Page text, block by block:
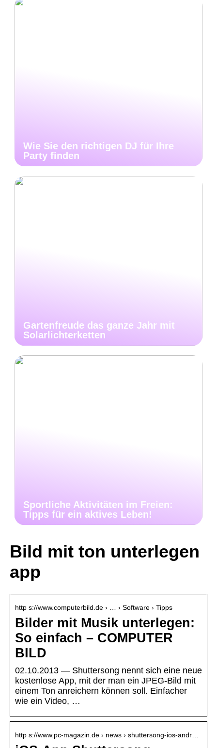
Wie Sie den richtigen DJ für Ihre
Party finden
Gartenfreude das ganze Jahr mit
Solarlichterketten
Sportliche Aktivitäten im Freien:
Tipps für ein aktives Leben!
Bild mit ton unterlegen
app
http s://www.computerbild.de › … › Software › Tipps
Bilder mit Musik unterlegen:
So einfach – COMPUTER
BILD
02.10.2013 — Shuttersong nennt sich eine neue
kostenlose App, mit der man ein JPEG-Bild mit
einem Ton anreichern können soll. Einfacher
wie ein Video, …
http s://www.pc-magazin.de › news › shuttersong-ios-andr…